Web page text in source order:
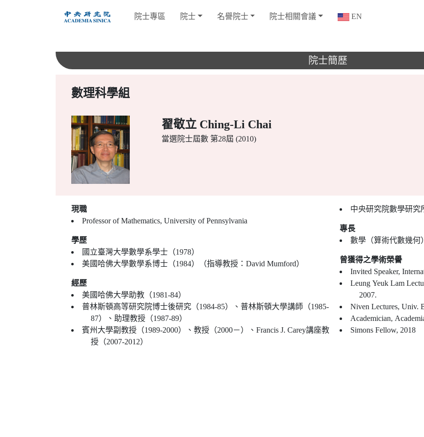
院士專區 院士 名譽院士 院士相關會議 EN
院士簡歷
數理科學組
翟敬立 Ching-Li Chai
當選院士屆數 第28屆 (2010)
現職
Professor of Mathematics, University of Pennsylvania
學歷
國立臺灣大學數學系學士（1978）
美國哈佛大學數學系博士（1984）（指導教授：David Mumford）
經歷
美國哈佛大學助教（1981-84）
普林斯頓高等研究院博士後研究（1984-85）、普林斯頓大學講師（1985-
87）、助理教授（1987-89）
賓州大學副教授（1989-2000）、教授（2000－）、Francis J. Carey講座教
授（2007-2012）
中央研究院數學研究
專長
數學（算術代數幾何）
曾獲得之學術榮譽
Invited Speaker,
Leung Yeuk Lam
2007.
Niven Lectures, Univ.
Academician,
Simons Fellow, 2018